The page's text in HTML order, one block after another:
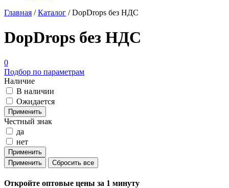
Главная /Каталог /DopDrops без НДС
DopDrops без НДС
0
Подбор по параметрам
Наличие
В наличии
Ожидается
Честный знак
да
нет
Откройте оптовые цены за 1 минуту